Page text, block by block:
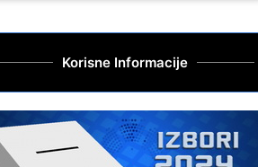
Korisne Informacije